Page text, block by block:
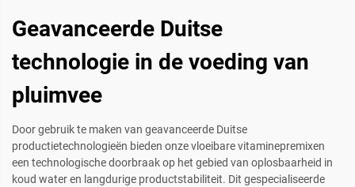
Geavanceerde Duitse
technologie in de voeding van
pluimvee
Door gebruik te maken van geavanceerde Duitse
productietechnologieën bieden onze vloeibare vitaminepremixen
een technologische doorbraak op het gebied van oplosbaarheid in
koud water en langdurige productstabiliteit. Dit gespecialiseerde